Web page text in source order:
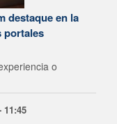
destaque en la
portales
o
11:45